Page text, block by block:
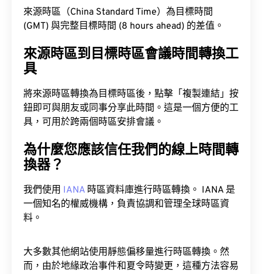
來源時區（China Standard Time）為目標時間
(GMT) 與完整目標時間 (8 hours ahead) 的差值。
來源時區到目標時區會議時間轉換工
具
將來源時區轉換為目標時區後，點擊「複製連結」按
鈕即可與朋友或同事分享此時間。這是一個方便的工
具，可用於跨兩個時區安排會議。
為什麼您應該信任我們的線上時間轉
換器？
我們使用 IANA 時區資料庫進行時區轉換。 IANA 是
一個知名的權威機構，負責協調和管理全球時區資
料。
大多數其他網站使用靜態偏移量進行時區轉換。然
而，由於地緣政治事件和夏令時變更，這種方法容易